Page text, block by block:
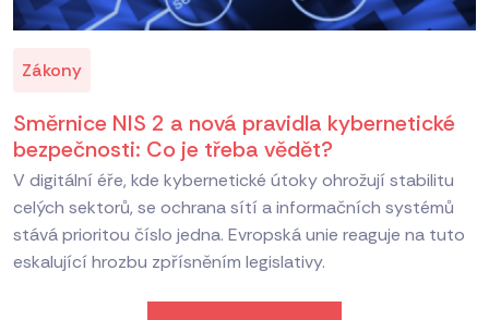
Zákony
Směrnice NIS 2 a nová pravidla kybernetické
bezpečnosti: Co je třeba vědět?
V digitální éře, kde kybernetické útoky ohrožují stabilitu
celých sektorů, se ochrana sítí a informačních systémů
stává prioritou číslo jedna. Evropská unie reaguje na tuto
eskalující hrozbu zpřísněním legislativy.